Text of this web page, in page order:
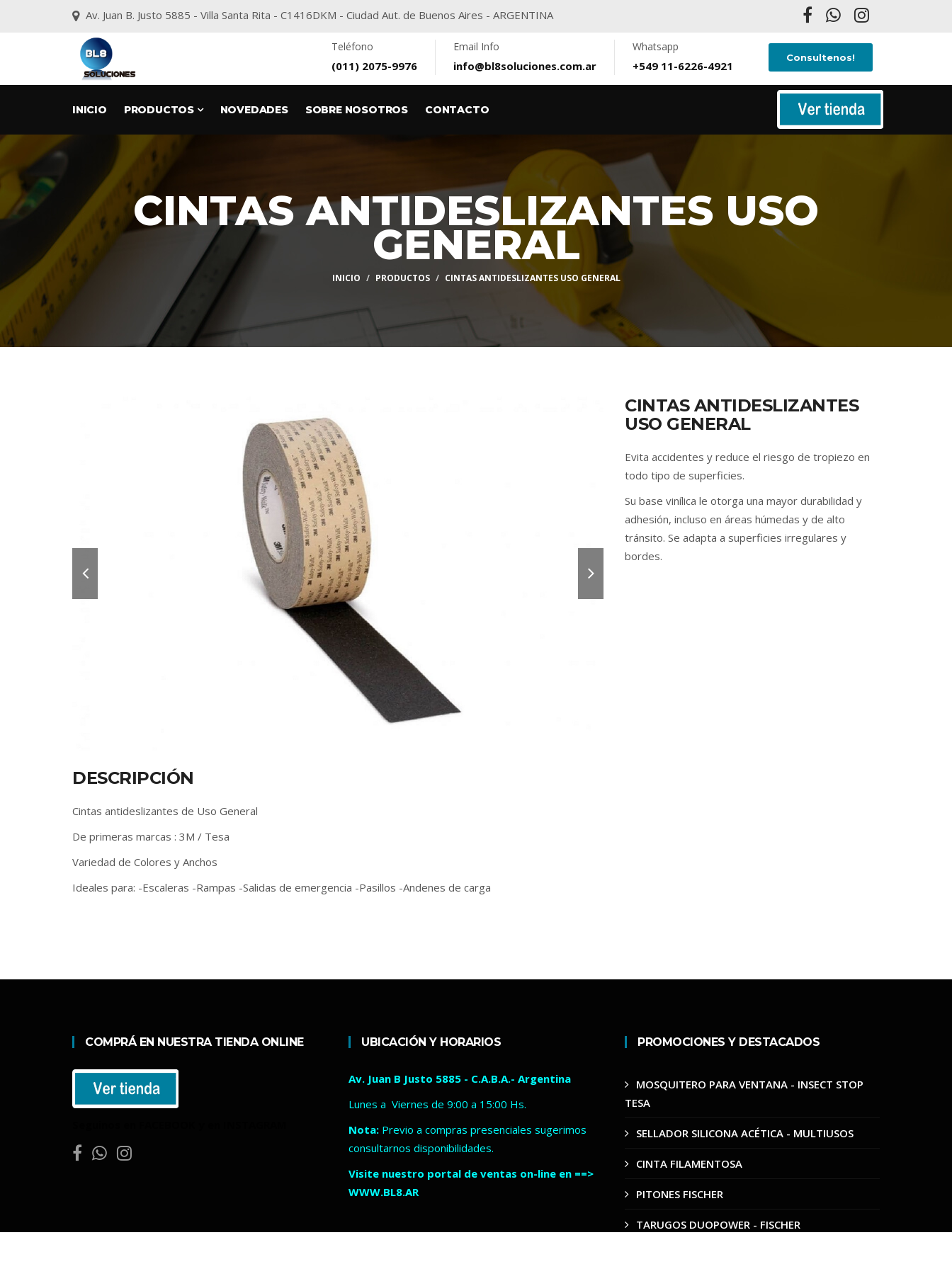
Av. Juan B. Justo 5885 - Villa Santa Rita - C1416DKM - Ciudad Aut. de Buenos Aires - ARGENTINA
Teléfono
(011) 2075-9976
Email Info
info@bl8soluciones.com.ar
Whatsapp
+549 11-6226-4921
Consultenos!
INICIO PRODUCTOS NOVEDADES SOBRE NOSOTROS CONTACTO
CINTAS ANTIDESLIZANTES USO
GENERAL
INICIO PRODUCTOS CINTAS ANTIDESLIZANTES USO GENERAL
DESCRIPCIÓN
Cintas antideslizantes de Uso General
De primeras marcas : 3M / Tesa
Variedad de Colores y Anchos
Ideales para: -Escaleras -Rampas -Salidas de emergencia -Pasillos -Andenes de carga
CINTAS ANTIDESLIZANTES
USO GENERAL
Evita accidentes y reduce el riesgo de tropiezo en
todo tipo de superficies.
Su base vinílica le otorga una mayor durabilidad y
adhesión, incluso en áreas húmedas y de alto
tránsito. Se adapta a superficies irregulares y
bordes.
COMPRÁ EN NUESTRA TIENDA ONLINE UBICACIÓN Y HORARIOS
Av. Juan B Justo 5885 - C.A.B.A.- Argentina
Lunes a Viernes de 9:00 a 15:00 Hs.
Nota: Previo a compras presenciales sugerimos
consultarnos disponibilidades.
Visite nuestro portal de ventas on-line en ==>
WWW.BL8.AR
PROMOCIONES Y DESTACADOS
MOSQUITERO PARA VENTANA - INSECT STOP
TESA
SELLADOR SILICONA ACÉTICA - MULTIUSOS
CINTA FILAMENTOSA
PITONES FISCHER
TARUGOS DUOPOWER - FISCHER